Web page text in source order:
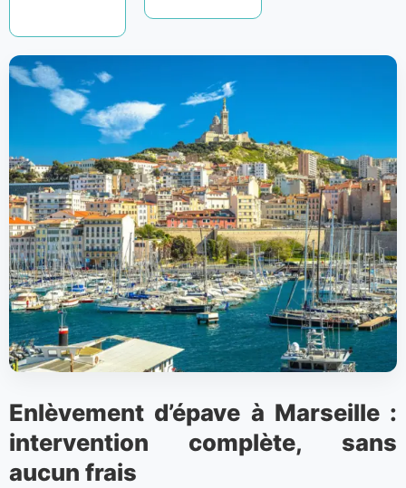
Enlèvement d’épave à Marseille :
intervention complète, sans
aucun frais